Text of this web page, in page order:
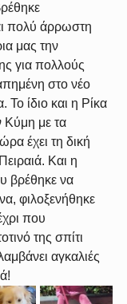
πολύ άρρωστη
μας την
για πολλούς
στο νέο
Το ίδιο και η Ρίκα
Κύμη με τα
έχει τη δική
Και η
βρέθηκε να
φιλοξενήθηκε
που
της σπίτι
αγκαλιές